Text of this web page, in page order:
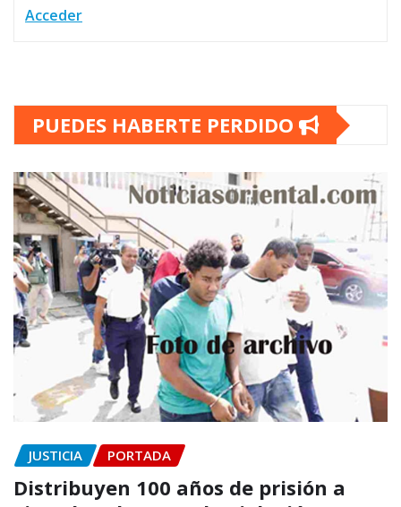
Acceder
PUEDES HABERTE PERDIDO
JUSTICIA PORTADA
Distribuyen 100 años de prisión a